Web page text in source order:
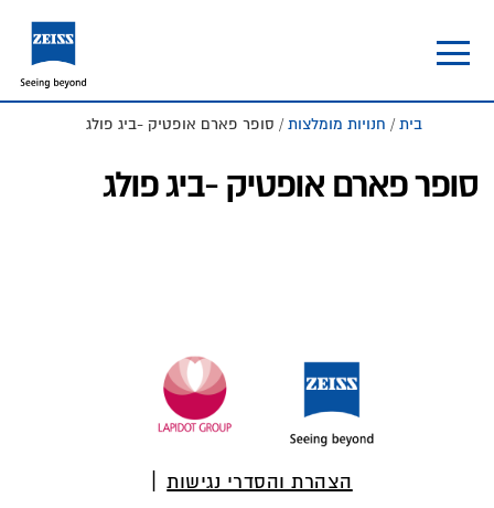
main
footer
בית / חנויות מומלצות / סופר פארם אופטיק -ביג פולג
סופר פארם אופטיק -ביג פולג
Footer
הצהרת והסדרי נגישות